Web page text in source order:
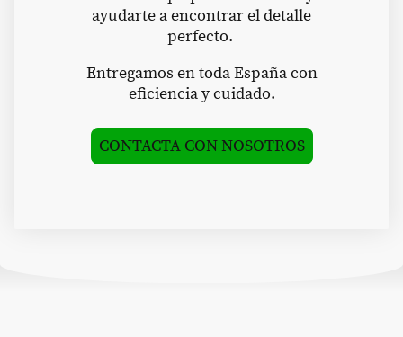
ayudarte a encontrar el detalle
perfecto.
Entregamos en toda España con
eficiencia y cuidado.
CONTACTA CON NOSOTROS